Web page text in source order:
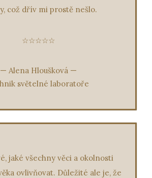
což dřív mi prostě nešlo.
☆☆☆☆☆
— Alena Hloušková —
světelné laboratoře
jaké všechny věci a okolnosti
ovlivňovat. Důležité ale je, že